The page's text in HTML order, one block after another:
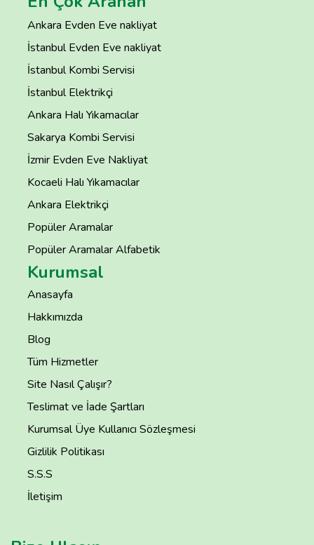
Ankara Evden Eve nakliyat
İstanbul Evden Eve nakliyat
İstanbul Kombi Servisi
İstanbul Elektrikçi
Ankara Halı Yıkamacılar
Sakarya Kombi Servisi
İzmir Evden Eve Nakliyat
Kocaeli Halı Yıkamacılar
Ankara Elektrikçi
Popüler Aramalar
Popüler Aramalar Alfabetik
Kurumsal
Anasayfa
Hakkımızda
Blog
Tüm Hizmetler
Site Nasıl Çalışır?
Teslimat ve İade Şartları
Kurumsal Üye Kullanıcı Sözleşmesi
Gizlilik Politikası
S.S.S
İletişim